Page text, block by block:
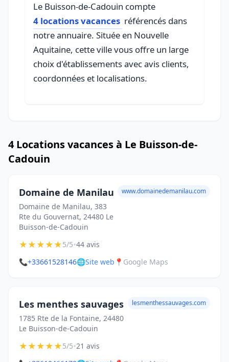
Le Buisson-de-Cadouin compte
4 locations vacances référencés dans
notre annuaire. Située en Nouvelle
Aquitaine, cette ville vous offre un large
choix d'établissements avec avis clients,
coordonnées et localisations.
4 Locations vacances à Le Buisson-de-
Cadouin
Domaine de Manilau
Domaine de Manilau, 383
Rte du Gouvernat, 24480 Le
Buisson-de-Cadouin
www.domainedemanilau.com
★★★★★5/5•44 avis
📞+33661528146🌐Site web 📍 Google Maps
Les menthes sauvages
1785 Rte de la Fontaine, 24480
Le Buisson-de-Cadouin
lesmenthessauvages.com
★★★★★5/5•21 avis